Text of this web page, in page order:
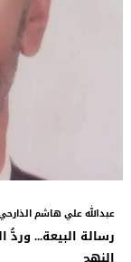
عبدالله علي هاشم
رسالة البيعة... وردُّ